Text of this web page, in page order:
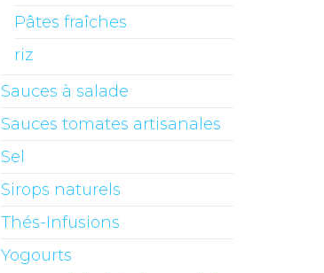
Pâtes fraîches
riz
Sauces à salade
Sauces tomates artisanales
Sel
Sirops naturels
Thés-Infusions
Yogourts